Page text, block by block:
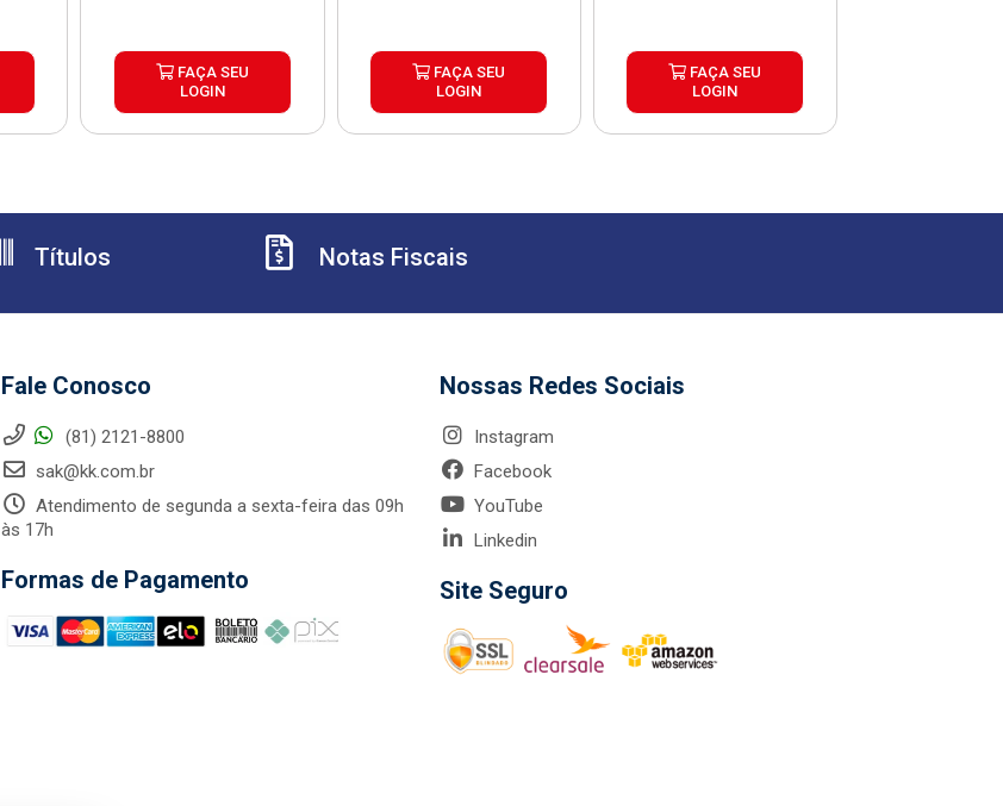
FAÇA SEU
LOGIN
FAÇA SEU
LOGIN
FAÇA SEU
LOGIN
Títulos Notas Fiscais
Fale Conosco
(81) 2121-8800
sak@kk.com.br
Atendimento de segunda a sexta-feira das 09h
às 17h
Formas de Pagamento
Nossas Redes Sociais
Instagram
Facebook
YouTube
Linkedin
Site Seguro